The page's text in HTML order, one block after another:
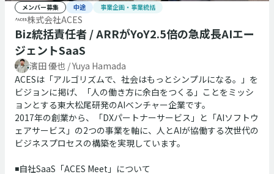
メンバー募集 中途 事業企画・事業統括
株式会社ACES
Biz統括責任者 / ARRがYoY2.5倍の急成長AIエー
ジェントSaaS
濱田 優也 / Yuya Hamada
ACESは「アルゴリズムで、社会はもっとシンプルになる。」を
ビジョンに掲げ、「人の働き方に余白をつくる」ことをミッシ
ョンとする東大松尾研発のAIベンチャー企業です。
2017年の創業から、「DXパートナーサービス」と「AIソフトウ
ェアサービス」の2つの事業を軸に、人とAIが協働する次世代の
ビジネスプロセスの構築を実現しています。
◾️自社SaaS「ACES Meet」について